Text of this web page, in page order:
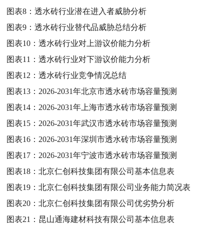
图表8：透水砖行业潜在进入者威胁分析
图表9：透水砖行业替代品威胁总结分析
图表10：透水砖行业对上游议价能力分析
图表11：透水砖行业对下游议价能力分析
图表12：透水砖行业竞争情况总结
图表13： 2026-2031年北京市透水砖市场容量预测
图表14： 2026-2031年上海市透水砖市场容量预测
图表15： 2026-2031年武汉市透水砖市场容量预测
图表16： 2026-2031年深圳市透水砖市场容量预测
图表17： 2026-2031年宁波市透水砖市场容量预测
图表18：北京仁创科技集团有限公司基本信息表
图表19：北京仁创科技集团有限公司业务能力简况表
图表20：北京仁创科技集团有限公司优劣势分析
图表21： 昆山通海建材科技有限公司基本信息表